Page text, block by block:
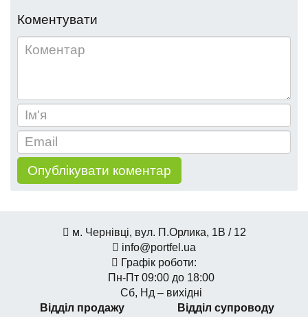
Коментувати
м. Чернівці, вул. П.Орлика, 1В / 12
info@portfel.ua
Графік роботи:
Пн-Пт 09:00 до 18:00
Сб, Нд – вихідні
Відділ продажу
Відділ супроводу